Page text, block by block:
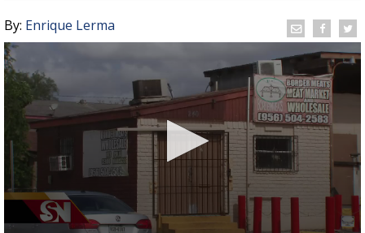
By: Enrique Lerma